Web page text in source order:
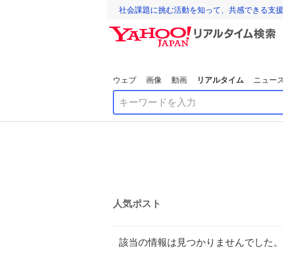
社会課題に挑む活動を知って、共感できる支
ウェブ 画像 動画 リアルタイム ニュー
人気ポスト
該当の情報は見つかりませんでした。